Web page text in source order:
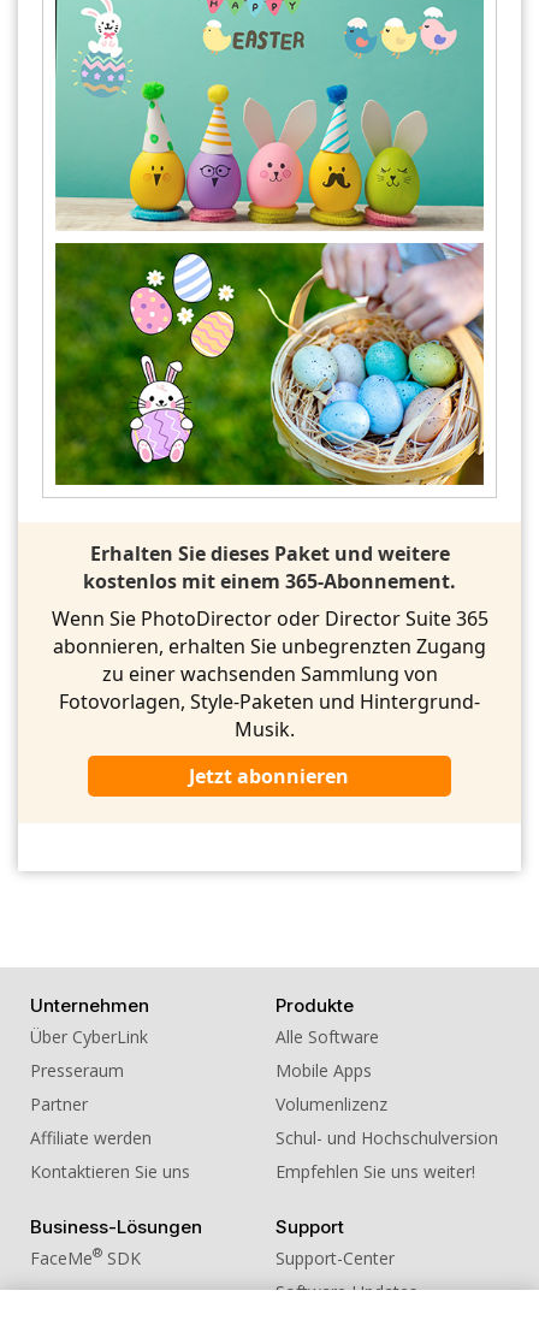
Erhalten Sie dieses Paket und weitere
kostenlos mit einem 365-Abonnement.
Wenn Sie PhotoDirector oder Director Suite 365
abonnieren, erhalten Sie unbegrenzten Zugang
zu einer wachsenden Sammlung von
Fotovorlagen, Style-Paketen und Hintergrund-
Musik.
Jetzt abonnieren
Unternehmen
Über CyberLink
Presseraum
Partner
Affiliate werden
Kontaktieren Sie uns
Produkte
Alle Software
Mobile Apps
Volumenlizenz
Schul- und Hochschulversion
Empfehlen Sie uns weiter!
Business-Lösungen
FaceMe® SDK
Support
Support-Center
Software-Updates